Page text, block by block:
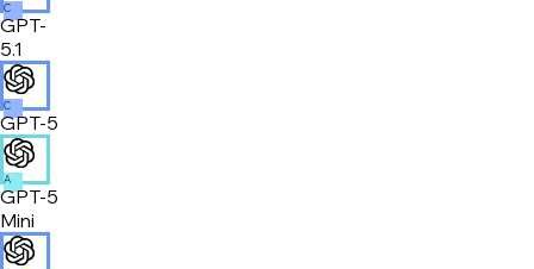
C
GPT-
5.1
C
GPT-5
A
GPT-5
Mini